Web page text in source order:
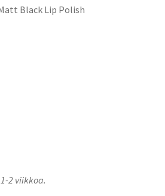
Black Lip Polish
2 viikkoa.